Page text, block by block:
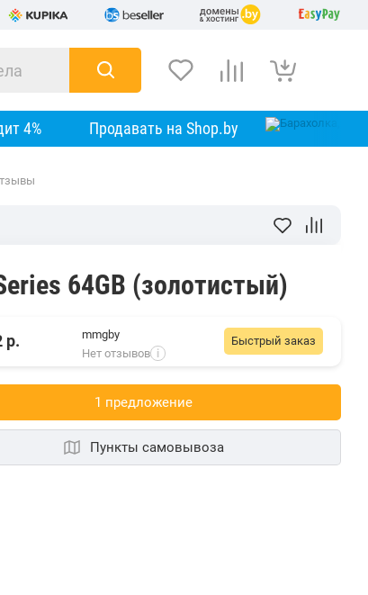
4% Продавать на Shop.by
64GB (золотистый)
Быстрый заказ
р.
mmgby
Нет отзывов i
1 предложениe
Пункты самовывоза